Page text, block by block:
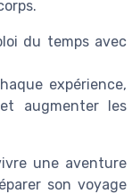
du temps avec
expérience,
augmenter les
une aventure
son voyage